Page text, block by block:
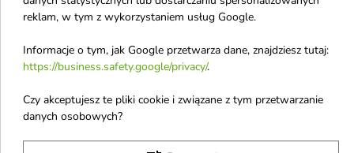

Sally Hansen Lakier do
paznokci 14.7 ml
Mauve Mantra
Odkryj cudowną koloroterapię
malowania paznokci z lakierem
do paznokci
4,52 €
Sally Hansen Lakier do
paznokci Insta dri 9.17
ml Prism
Lakier do paznokci zapewnia
zapobiega odpryskiwaniu
2,95 €
reklam, w tym z wykorzystaniem usług Google.
Informacje o tym, jak Google przetwarza dane, znajdziesz tutaj:
https://business.safety.google/privacy/.
Czy akceptujesz te pliki cookie i związane z tym przetwarzanie
danych osobowych?